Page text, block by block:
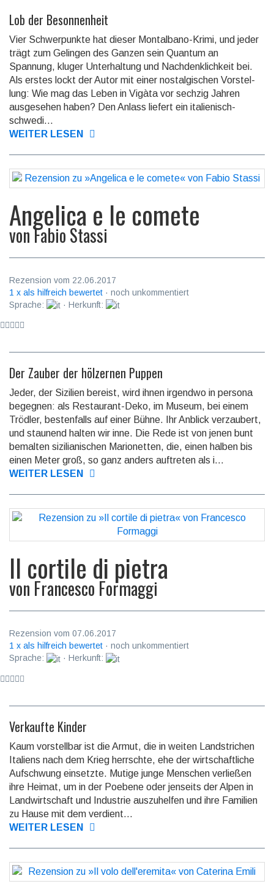
Lob der Besonnenheit
Vier Schwerpunkte hat dieser Montalbano-Krimi, und jeder
trägt zum Gelingen des Ganzen sein Quantum an
Spannung, kluger Unter­haltung und Nach­denk­lich­keit bei.
Als erstes lockt der Autor mit einer nostalgischen Vor­stel­
lung: Wie mag das Leben in Vigàta vor sechzig Jahren
ausge­sehen haben? Den Anlass liefert ein italie­nisch-
schwedi­...
WEITER LESEN
Angelica e le comete
vonFabio Stassi
Rezension vom 22.06.2017
1 x als hilfreich bewertet · noch unkommentiert
Sprache:
· Herkunft:
Der Zauber der hölzernen Puppen
Jeder, der Sizilien bereist, wird ihnen irgendwo in persona
begegnen: als Restau­rant-Deko, im Museum, bei einem
Trödler, besten­falls auf einer Bühne. Ihr Anblick verzau­bert,
und staunend halten wir inne. Die Rede ist von jenen bunt
bemalten sizilianischen Marionetten, die, einen halben bis
einen Meter groß, so ganz anders auf­treten als i...
WEITER LESEN
Il cortile di pietra
von Francesco Formaggi
Rezension vom 07.06.2017
1 x als hilfreich bewertet · noch unkommentiert
Sprache:
· Herkunft:
Verkaufte Kinder
Kaum vorstellbar ist die Armut, die in weiten Landstrichen
Italiens nach dem Krieg herrschte, ehe der wirt­schaft­liche
Auf­schwung ein­setzte. Mutige junge Menschen verließen
ihre Heimat, um in der Poebene oder jenseits der Alpen in
Landwirtschaft und Industrie auszu­helfen und ihre Familien
zu Hause mit dem verdien­t...
WEITER LESEN